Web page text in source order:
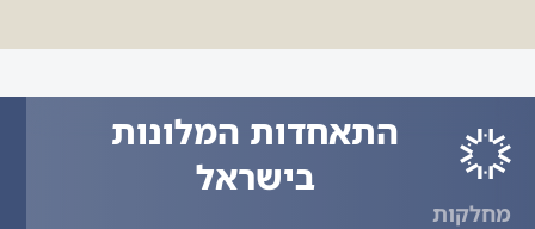
התאחדות המלונות
בישראל
מחלקות